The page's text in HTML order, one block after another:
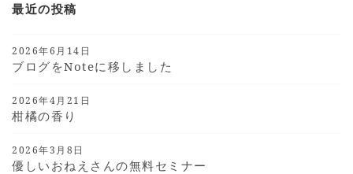
最近の投稿
2026年6月14日
ブログをnoteに移しました
2026年4月21日
柑橘の香り
2026年3月8日
優しいおねえさんの無料セミナー